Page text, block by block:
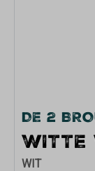
DE 2
WITTE
WIT